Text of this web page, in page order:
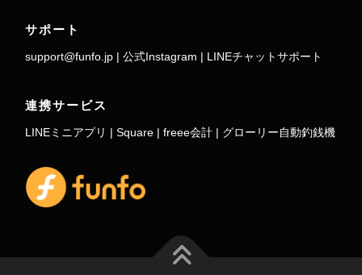
サポート
support@funfo.jp | 公式Instagram | LINEチャットサポート
連携サービス
LINEミニアプリ | Square | freee会計 | グローリー自動釣銭機